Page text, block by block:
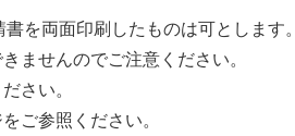
を両面印刷したものは可とします。
ませんのでご注意ください。
さい。
をご参照ください。